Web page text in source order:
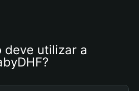
deve utilizar a